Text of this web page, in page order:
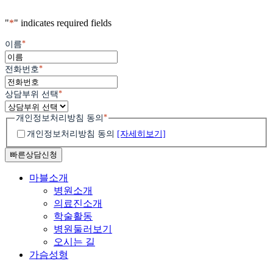
"*" indicates required fields
이름*
전화번호*
상담부위 선택*
개인정보처리방침 동의 *
개인정보처리방침 동의 [자세히보기]
Close
마블소개
병원소개
의료진소개
학술활동
병원둘러보기
오시는 길
가슴성형